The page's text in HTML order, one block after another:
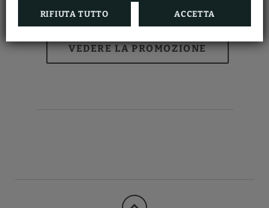
RIFIUTA TUTTO ACCETTA
Magica Venezia